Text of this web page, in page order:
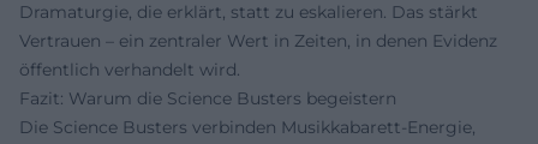
Dramaturgie, die erklärt, statt zu eskalieren. Das stärkt
Vertrauen – ein zentraler Wert in Zeiten, in denen Evidenz
öffentlich verhandelt wird.
Fazit: Warum die Science Busters begeistern
Die Science Busters verbinden Musikkabarett-Energie,